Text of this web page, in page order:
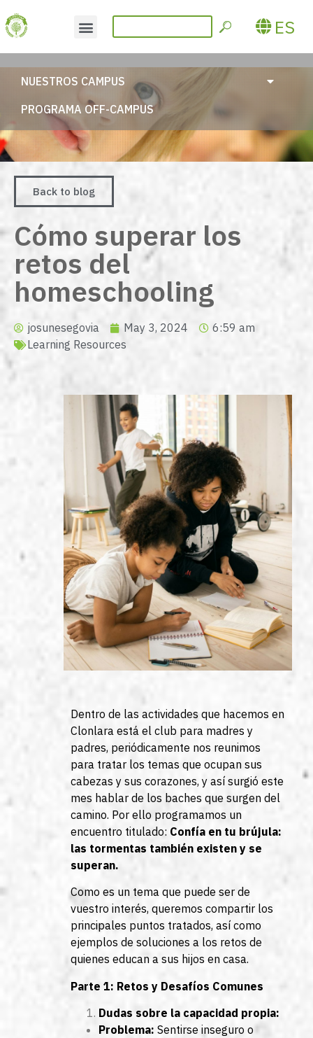
ES
NUESTROS CAMPUS
PROGRAMA OFF-CAMPUS
Back to blog
Cómo superar los
retos del
homeschooling
josunesegovia May 3, 2024
6:59 am
Learning Resources
Dentro de las actividades que hacemos en
Clonlara está el club para madres y
padres, periódicamente nos reunimos
para tratar los temas que ocupan sus
cabezas y sus corazones, y así surgió este
mes hablar de los baches que surgen del
camino. Por ello programamos un
encuentro titulado: Confía en tu brújula:
las tormentas también existen y se
superan.
Como es un tema que puede ser de
vuestro interés, queremos compartir los
principales puntos tratados, así como
ejemplos de soluciones a los retos de
quienes educan a sus hijos en casa.
Parte 1: Retos y Desafíos Comunes
Dudas sobre la capacidad propia:
Problema: Sentirse inseguro o